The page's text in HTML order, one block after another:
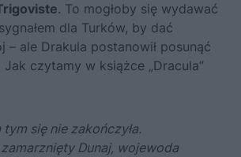
. To mogłoby się wydawać
dla Turków, by dać
– ale Drakula postanowił posunąć
czytamy w książce „Dracula”
tym się nie zakończyła.
Dunaj, wojewoda